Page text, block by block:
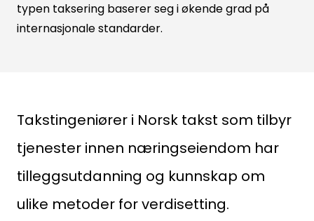
typen taksering baserer seg i økende grad på
internasjonale standarder.
Takstingeniører i Norsk takst som tilbyr
tjenester innen næringseiendom har
tilleggsutdanning og kunnskap om
ulike metoder for verdisetting.